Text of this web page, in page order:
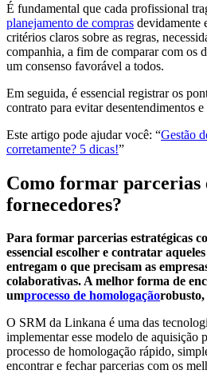
É fundamental que cada profissional
planejamento de compras devidamente
critérios claros sobre as regras,
companhia, a fim de comparar com os
um consenso favorável a todos.
Em seguida, é essencial registrar os
contrato para evitar desentendimentos
Este artigo pode ajudar você: “Gestão
corretamente? 5 dicas!”
Como formar parcerias
fornecedores?
Para formar parcerias estratégicas
essencial escolher e contratar
entregam o que precisam as
colaborativas. A melhor forma de
umprocesso de homologaçãorobusto,
O SRM da Linkana é uma das
implementar esse modelo de aquisição
processo de homologação rápido,
encontrar e fechar parcerias com os